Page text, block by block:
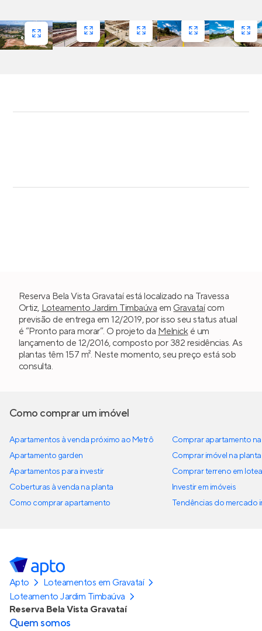
Reserva Bela Vista Gravataí está localizado na Travessa
Ortiz, Loteamento Jardim Timbaúva em Gravataícom
previsão de entrega em 12/2019, por isso seu status atual
é “Pronto para morar”. O projeto da Melnické um
lançamento de 12/2016, composto por 382 residências. As
plantas têm 157 m². Neste momento, seu preço está sob
consulta.
Como comprar um imóvel
Apartamentos à venda próximo ao Metrô
Apartamento garden
Apartamentos para investir
Coberturas à venda na planta
Como comprar apartamento
Comprar apartamento
Comprar imóvel na planta
Comprar terreno em
Investir em imóveis
Tendências do mercado
Apto
Loteamentos em Gravataí
Loteamento Jardim Timbaúva
Reserva Bela Vista Gravataí
Quem somos